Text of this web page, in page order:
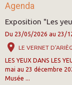
Agenda
Exposition "Les
Du 23/05/2026 au 23/
LE VERNET
LES YEUX DANS LES
mai au 23 décembre
Musée ...